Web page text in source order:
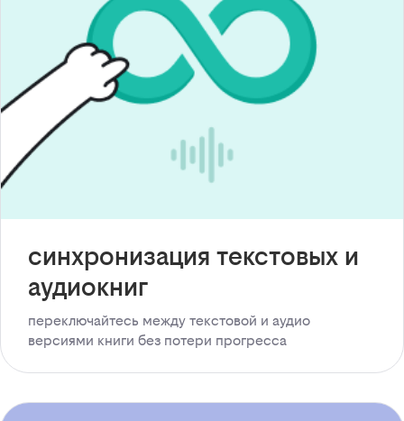
синхронизация текстовых и
аудиокниг
переключайтесь между текстовой и аудио
версиями книги без потери прогресса